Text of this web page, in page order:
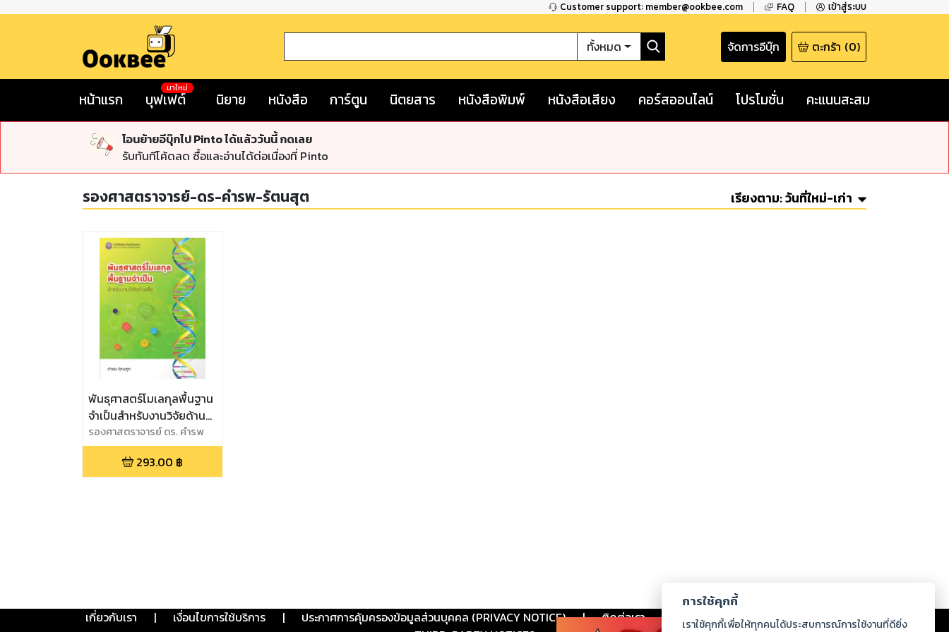
Customer support: member@ookbee.com FAQ เข้าสู่ระบบ
ทั้งหมด จัดการอีบุ๊ก ตะกร้า (0)
หน้าแรก บุฟเฟต์
มาใหม่
นิยาย หนังสือ การ์ตูน นิตยสาร หนังสือพิมพ์ หนังสือเสียง คอร์สออนไลน์ โปรโมชั่น คะแนนสะสม
โอนย้ายอีบุ๊กไป Pinto ได้แล้ววันนี้ กดเลย
รับทันทีโค้ดลด ซื้อและอ่านได้ต่อเนื่องที่ Pinto
รองศาสตราจารย์-ดร-คำรพ-รัตนสุต เรียงตาม:วันที่ใหม่-เก่า
พันธุศาสตร์โมเลกุลพื้นฐาน
จำเป็นสำหรับงานวิจัยด้าน
พืช
รองศาสตราจารย์ ดร. คำรพ
รัตนสุต
293.00 ฿
เกี่ยวกับเรา | เงื่อนไขการใช้บริการ | ประกาศการคุ้มครองข้อมูลส่วนบุคคล (PRIVACY NOTICE) | ติดต่อเรา ร่วมงานกับเรา ดาวน์โหลด
การใช้คุกกี้
เราใช้คุกกี้เพื่อให้ทุกคนได้ประสบการณ์การใช้งานที่ดียิ่ง